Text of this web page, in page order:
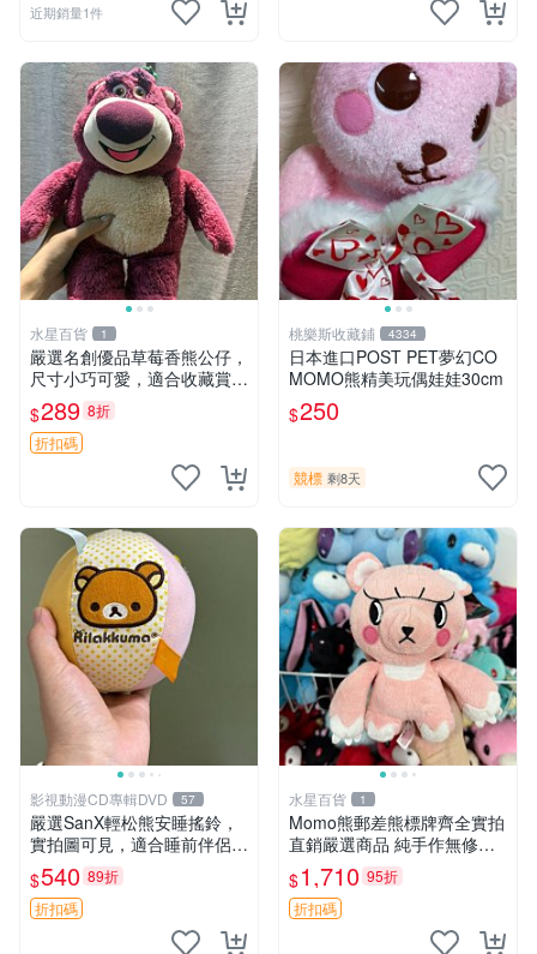
近期銷量1件
水星百貨 1
嚴選名創優品草莓香熊公仔，
尺寸小巧可愛，適合收藏賞玩
30cm 玩具 公仔 草莓熊
$289 8折
折扣碼
桃樂斯收藏鋪 4334
日本進口POST PET夢幻CO
MOMO熊精美玩偶娃娃30cm
$250
競標 剩8天
影視動漫CD專輯DVD 57
嚴選SanX輕松熊安睡搖鈴，
實拍圖可見，適合睡前伴侶，
Picks安撫好物 0325 懸吊 電
腦
$540 89折
折扣碼
水星百貨 1
Momo熊郵差熊標牌齊全實拍
直銷嚴選商品 純手作無修圖
可收藏 郵差熊 Momo熊 標牌
商品
$1,710 95折
折扣碼